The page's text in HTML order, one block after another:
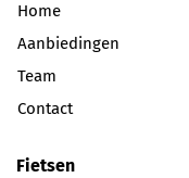
Home
Aanbiedingen
Team
Contact
Fietsen